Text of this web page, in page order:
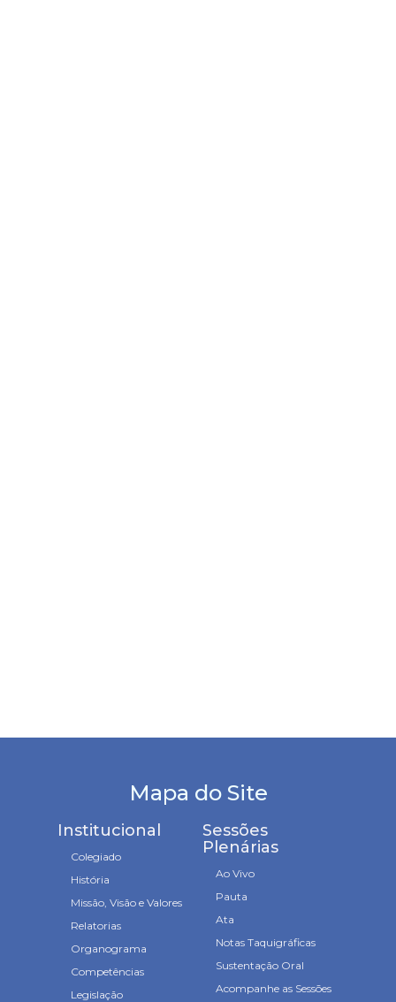
Mapa do Site
Institucional
Colegiado
História
Missão, Visão e Valores
Relatorias
Organograma
Competências
Legislação
Sessões
Plenárias
Ao Vivo
Pauta
Ata
Notas Taquigráficas
Sustentação Oral
Acompanhe as Sessões